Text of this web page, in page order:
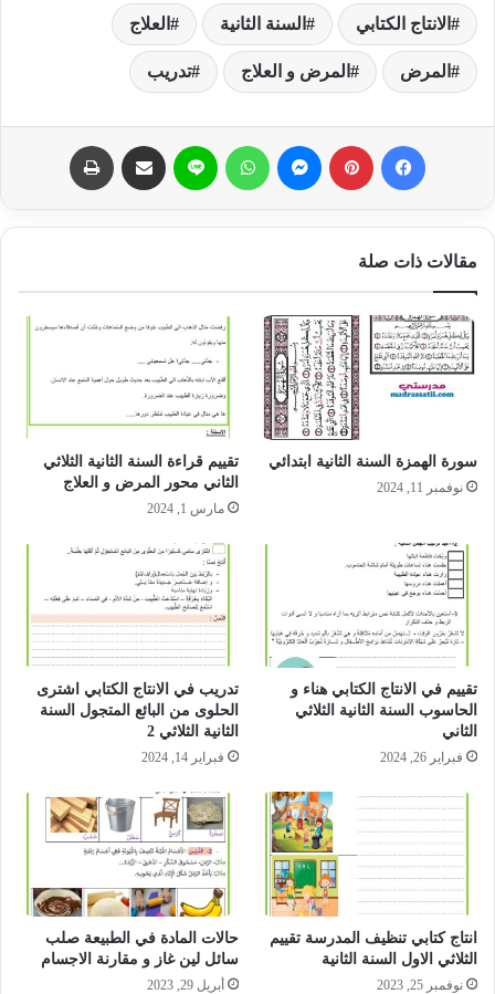
الانتاج الكتابي السنة الثانية العلاج
المرض المرض و العلاج تدريب
مقالات ذات صلة
سورة الهمزة السنة الثانية ابتدائي
نوفمبر 11, 2024
تقييم قراءة السنة الثانية الثلاثي
الثاني محور المرض و العلاج
مارس 1, 2024
تقييم في الانتاج الكتابي هناء و
الحاسوب السنة الثانية الثلاثي
الثاني
فبراير 26, 2024
تدريب في الانتاج الكتابي اشترى
الحلوى من البائع المتجول السنة
الثانية الثلاثي 2
فبراير 14, 2024
انتاج كتابي تنظيف المدرسة تقييم
الثلاثي الاول السنة الثانية
نوفمبر 25, 2023
حالات المادة في الطبيعة صلب
سائل لين غاز و مقارنة الاجسام
أبريل 29, 2023